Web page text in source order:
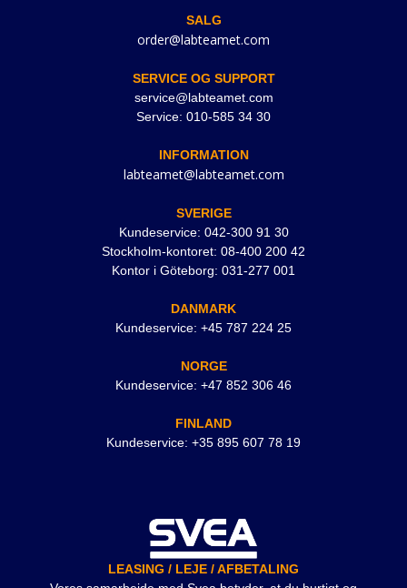
SALG
order@labteamet.com
SERVICE OG SUPPORT
service@labteamet.com
Service: 010-585 34 30
INFORMATION
labteamet@labteamet.com
SVERIGE
Kundeservice: 042-300 91 30
Stockholm-kontoret: 08-400 200 42
Kontor i Göteborg: 031-277 001
DANMARK
Kundeservice: +45 787 224 25
NORGE
Kundeservice: +47 852 306 46
FINLAND
Kundeservice: +35 895 607 78 19
LEASING / LEJE / AFBETALING